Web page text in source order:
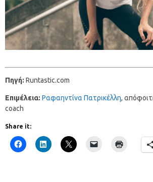
Πηγή: Runtastic.com
Επιμέλεια: Ραφαηντίνα Πατρικέλλη,
coach
Share it: